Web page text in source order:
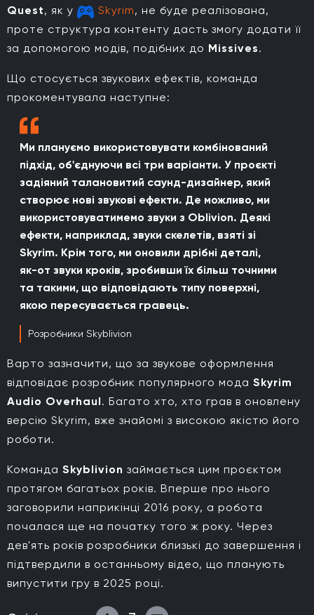
Quest, як у Skyrim, не буде реалізована,
проте структура контенту дасть змогу додати її
за допомогою модів, подібних до Missives.
Що стосується звукових ефектів, команда
прокоментувала наступне:
Ми плануємо використовувати комбінований
підхід, об'єднуючи всі три варіанти. У проєкті
задіяний талановитий саунд-дизайнер, який
створює нові звукові ефекти. Де можливо, ми
використовуватимемо звуки з Oblivion. Деякі
ефекти, наприклад, звуки скелетів, взяті зі
Skyrim. Крім того, ми оновили дрібні деталі,
як-от звуки кроків, зробивши їх більш точними
та такими, що відповідають типу поверхні,
якою пересувається гравець.
Розробники Skyblivion
Варто зазначити, що за звукове оформлення
відповідає розробник популярного мода Skyrim
Audio Overhaul. Багато хто, хто грав в оновлену
версію Skyrim, вже знайомі з високою якістю його
роботи.
Команда Skyblivion займається цим проєктом
протягом багатьох років. Вперше про нього
заговорили наприкінці 2016 року, а робота
почалася ще на початку того ж року. Через
дев'ять років розробники близькі до завершення і
підтвердили в останньому відео, що планують
випустити гру в 2025 році.